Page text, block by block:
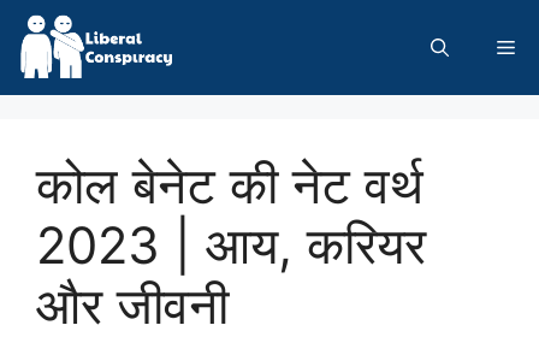
Skip
content
कोल बेनेट की नेट वर्थ
2023 | आय, करियर
और जीवनी